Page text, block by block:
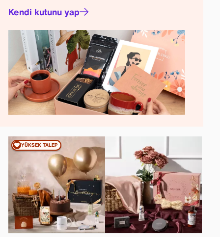
Kendi kutunu yap
YÜKSEK TALEP